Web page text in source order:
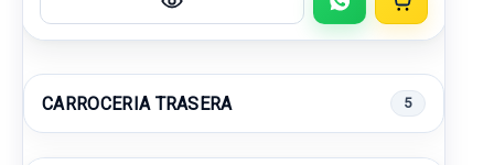
CARROCERIA TRASERA 5